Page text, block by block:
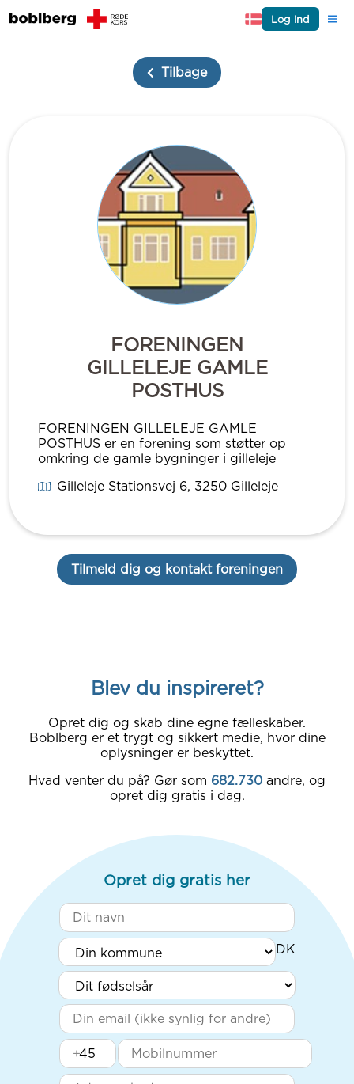
Log ind
Tilbage
FORENINGEN
GILLELEJE GAMLE
POSTHUS
FORENINGEN GILLELEJE GAMLE
POSTHUS er en forening som støtter op
omkring de gamle bygninger i gilleleje
Gilleleje Stationsvej 6, 3250Gilleleje
Tilmeld dig og kontakt foreningen
Blev du inspireret?
Opret dig og skab dine egne fælleskaber.
Boblberg er et trygt og sikkert medie, hvor dine
oplysninger er beskyttet.
Hvad venter du på? Gør som 682.730 andre, og
opret dig gratis i dag.
Opret dig gratis her
+